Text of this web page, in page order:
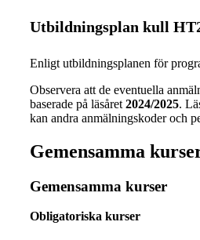
Utbildningsplan kull
Enligt utbildningsplanen för
Observera att de eventuella
baserade på läsåret 2024/2025.
kan andra anmälningskoder och
Gemensamma
Gemensamma kurser
Obligatoriska kurser